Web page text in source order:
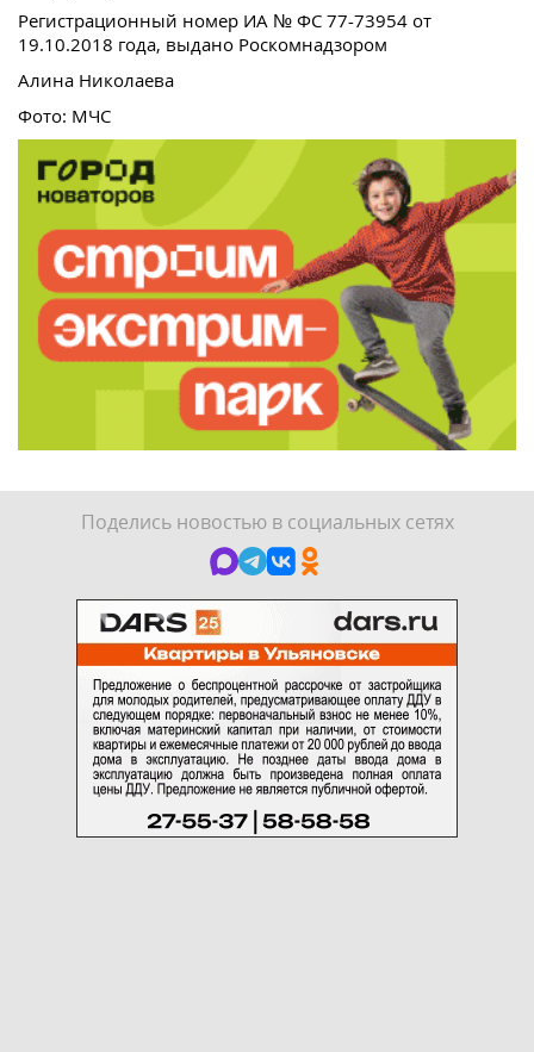
Регистрационный номер ИА № ФС 77-73954 от
19.10.2018 года, выдано Роскомнадзором
Алина Николаева
Фото: МЧС
Поделись новостью в социальных сетях